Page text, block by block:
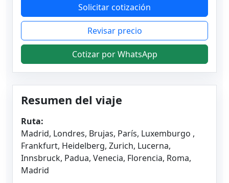
Resumen del viaje
Ruta:
Madrid, Londres, Brujas, París, Luxemburgo ,
Frankfurt, Heidelberg, Zurich, Lucerna,
Innsbruck, Padua, Venecia, Florencia, Roma,
Madrid
Solicitar cotización
Revisar precio
Cotizar por WhatsApp